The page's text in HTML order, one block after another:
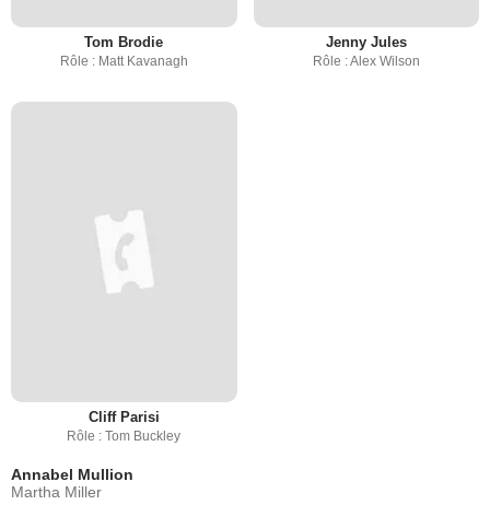
Tom Brodie
Rôle : Matt Kavanagh
Jenny Jules
Rôle : Alex Wilson
Cliff Parisi
Rôle : Tom Buckley
Annabel Mullion
Martha Miller